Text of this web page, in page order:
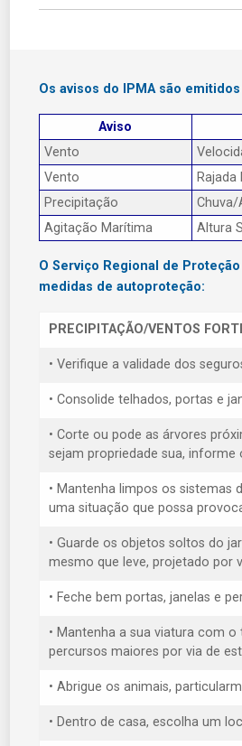
Os avisos do IPMA são
Aviso
Vento
Vento
Rajada
Precipitação
Chuva/
Agitação Marítima
Altura
O Serviço Regional de
medidas de autoproteção:
PRECIPITAÇÃO/VENTOS
• Verifique a validade dos
• Consolide telhados, portas e
• Corte ou pode as árvores
sejam propriedade sua, informe
• Mantenha limpos os sistemas
uma situação que possa
• Guarde os objetos soltos do
mesmo que leve, projetado por
• Feche bem portas, janelas e
• Mantenha a sua viatura com
percursos maiores por via de
• Abrigue os animais,
• Dentro de casa, escolha um